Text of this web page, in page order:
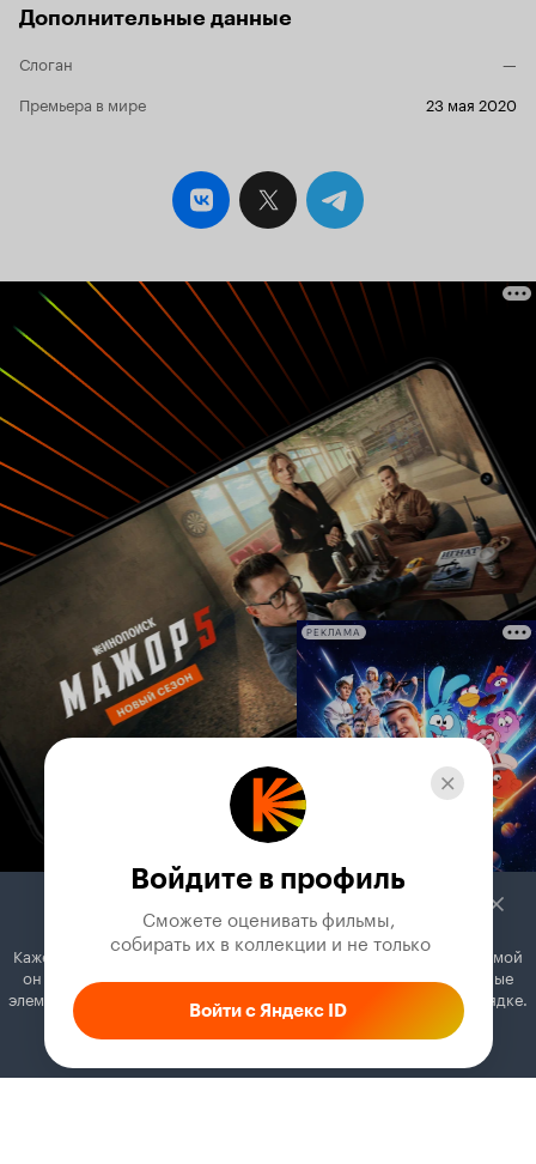
Дополнительные данные
Слоган
—
Премьера в мире
23 мая 2020
РЕКЛАМА
Войдите в профиль
Сможете оценивать фильмы,
собирать их в коллекции и не только
Войти с Яндекс ID
Кажется, вы используете блокировщик рекламы. Вместе с рекламой
он может отключать постеры, папки с фильмами и другие важные
элементы. Добавьте Кинопоиск в исключения, и всё будет в порядке.
Как это сделать